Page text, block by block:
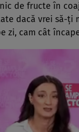
de fructe în
dacă vrei să-ți
zi, cam cât